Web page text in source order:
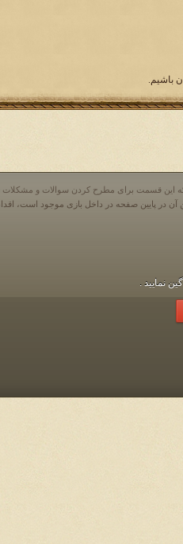
باشیم.
که این قسمت برای مطرح کردن سوالات و
نمایید .